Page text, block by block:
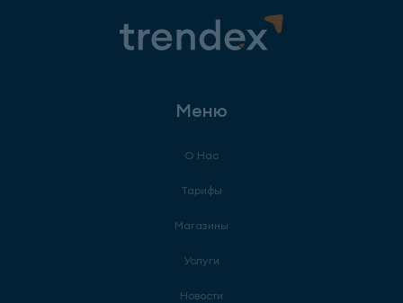
Меню
О Нас
Тарифы
Магазины
Услуги
Новости